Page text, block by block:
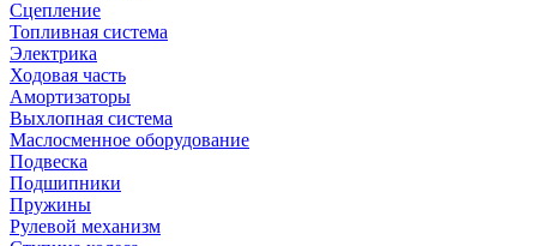
Сцепление
Топливная система
Электрика
Ходовая часть
Амортизаторы
Выхлопная система
Маслосменное оборудование
Подвеска
Подшипники
Пружины
Рулевой механизм